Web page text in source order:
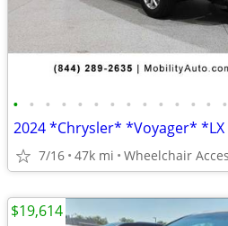
• • • • • • • • • • • • • •
2024 *Chrysler* *Voyager*
7/16 47k mi Wheelchair
$19,614